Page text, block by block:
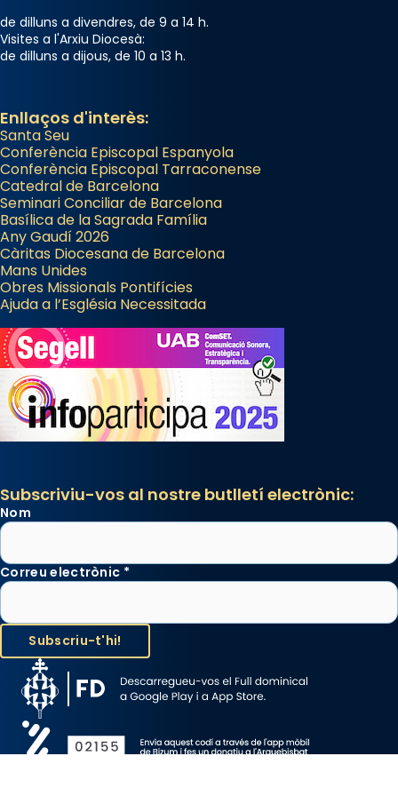
de dilluns a divendres, de 9 a 14 h.
Visites a l'Arxiu Diocesà:
de dilluns a dijous, de 10 a 13 h.
Enllaços d'interès:
Santa Seu
Conferència Episcopal Espanyola
Conferència Episcopal Tarraconense
Catedral de Barcelona
Seminari Conciliar de Barcelona
Basílica de la Sagrada Família
Any Gaudí 2026
Càritas Diocesana de Barcelona
Mans Unides
Obres Missionals Pontifícies
Ajuda a l’Església Necessitada
Subscriviu-vos al nostre butlletí electrònic:
Nom
Correu electrònic *